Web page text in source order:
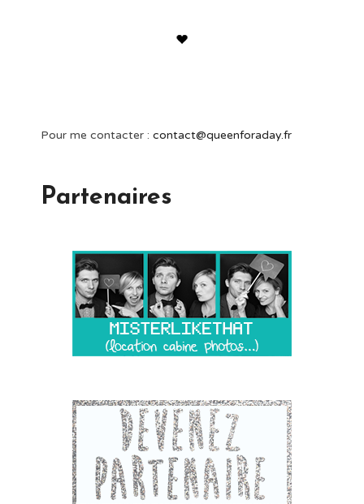
Pour me contacter : contact@queenforaday.fr
Partenaires